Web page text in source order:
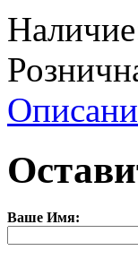
Ваше Имя: